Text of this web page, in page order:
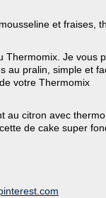
et fraises,
Thermomix. Je vous
au pralin, simple et
votre Thermomix
au citron avec
de cake super